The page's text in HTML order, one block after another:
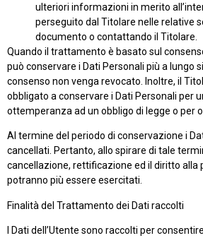
ulteriori informazioni in merito
perseguito dal Titolare nelle relative
documento o contattando il Titolare.
Quando il trattamento è basato sul
può conservare i Dati Personali più a lungo
consenso non venga revocato. Inoltre, il
obbligato a conservare i Dati Personali per
ottemperanza ad un obbligo di legge o per
Al termine del periodo di conservazione i
cancellati. Pertanto, allo spirare di tale
cancellazione, rettificazione ed il diritto alla
potranno più essere esercitati.
Finalità del Trattamento dei Dati raccolti
I Dati dell’Utente sono raccolti per